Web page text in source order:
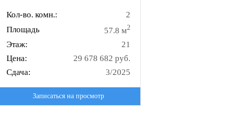
Кол-во. комн.:
2
Площадь
57.8 м2
Этаж:
21
Цена:
29 678 682 руб.
Сдача:
3/2025
Записаться на просмотр